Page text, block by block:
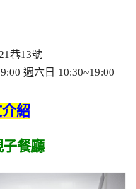
巷13號
週六日 10:30~19:00
紹
餐廳